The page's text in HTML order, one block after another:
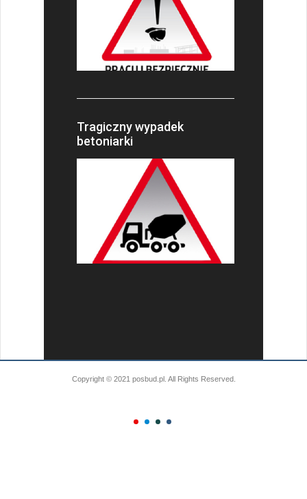
Tragiczny wypadek
betoniarki
Copyright © 2021 posbud.pl. All Rights Reserved.